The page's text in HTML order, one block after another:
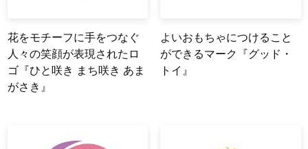
花をモチーフに手をつなぐ
人々の笑顔が表現されたロ
ゴ『ひと咲き まち咲き あま
がさき』
よいおもちゃにつけること
ができるマーク『グッド・
トイ』